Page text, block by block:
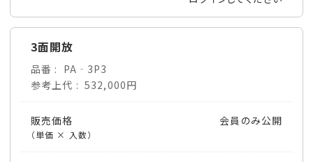
3面開放
品番
PA‐3P3
参考上代
532,000円
販売価格
（単価 × 入数）
会員のみ公開